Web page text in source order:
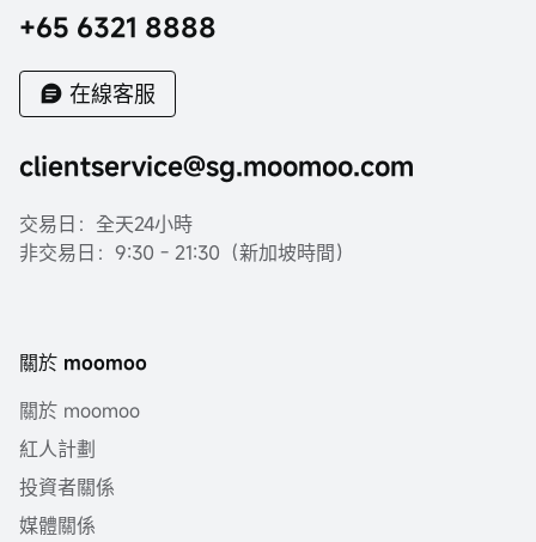
+65 6321 8888
在線客服
clientservice@sg.moomoo.com
交易日：全天24小時
非交易日：9:30 - 21:30（新加坡時間）
關於 moomoo
關於 moomoo
紅人計劃
投資者關係
媒體關係